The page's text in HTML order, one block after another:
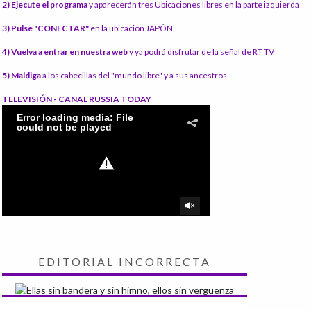
2) Ejecute el programay aparecerán tres Ubicaciones libres en la parte izquierda
3) Pulse "CONECTAR" en la ubicación JAPÓN
4) Vuelva a entrar en nuestra weby ya podrá disfrutar de la señal de RT TV
5) Maldigaa los cabecillas del "mundo libre" y a sus ancestros
TELEVISIÓN - CANAL RUSSIA TODAY
EDITORIAL INCORRECTA